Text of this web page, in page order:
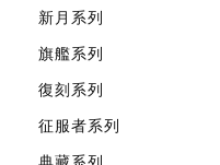
新月系列
旗艦系列
復刻系列
征服者系列